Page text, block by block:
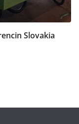
Slovakia